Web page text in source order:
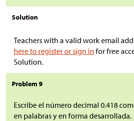
Solution
Teachers with a valid work email
here to register or sign in for free
Solution.
Problem 9
Escribe el número decimal 0.418
en palabras y en forma desarrollada.